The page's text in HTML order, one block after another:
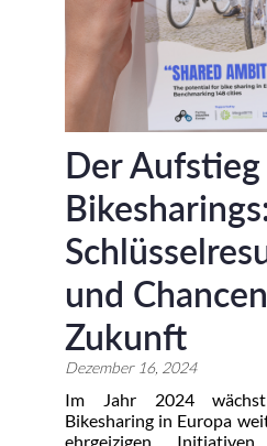
Der Aufstieg
und
Zukunft
Dezember 16, 2024
Im Jahr 2024
Bikesharing in Europa
ehrgeizigen